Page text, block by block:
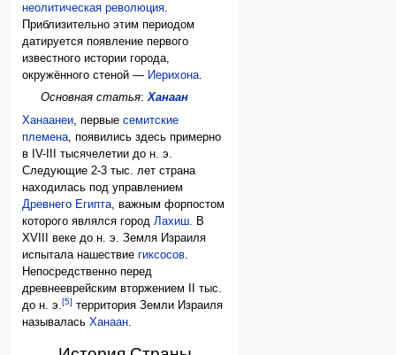
неолитическая революция.
Приблизительно этим периодом
датируется появление первого
известного истории города,
окружённого стеной — Иерихона.
Основная статья:Ханаан
Ханаанеи, первыесемитские
племена, появились здесь примерно
в IV-III тысячелетии до н. э.
Следующие 2-3 тыс. лет страна
находилась под управлением
Древнего Египта, важным форпостом
которого являлся городЛахиш. В
XVIII веке до н. э. Земля Израиля
испытала нашествиегиксосов.
Непосредственно перед
древнееврейским вторжением II тыс.
до н. э.[5] территория Земли Израиля
называласьХанаан.